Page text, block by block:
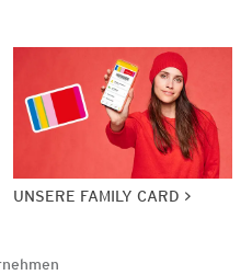
UNSERE FAMILY CARD